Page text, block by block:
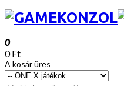
0
0 Ft
A kosár üres